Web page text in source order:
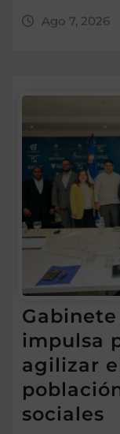
Ago 7, 2026
impulsa
agilizar
sociales